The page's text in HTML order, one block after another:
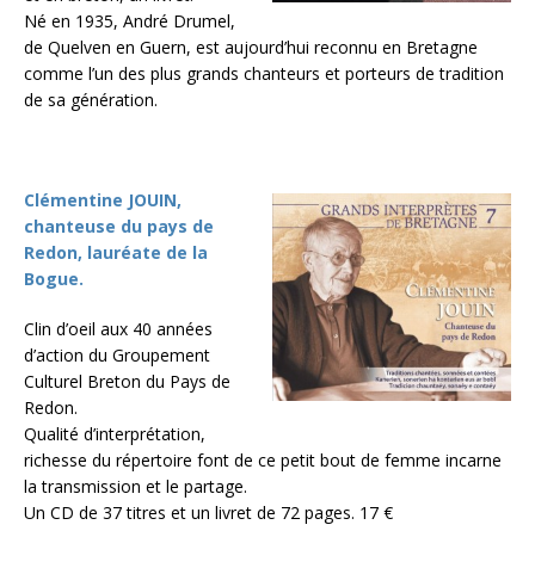
Né en 1935, André Drumel,
de Quelven en Guern, est aujourd’hui reconnu en Bretagne
comme l’un des plus grands chanteurs et porteurs de tradition
de sa génération.
Clémentine JOUIN,
chanteuse du pays de
Redon, lauréate de la
Bogue.
Clin d’oeil aux 40 années
d’action du Groupement
Culturel Breton du Pays de
Redon.
Qualité d’interprétation,
richesse du répertoire font de ce petit bout de femme incarne
la transmission et le partage.
Un CD de 37 titres et un livret de 72 pages. 17 €